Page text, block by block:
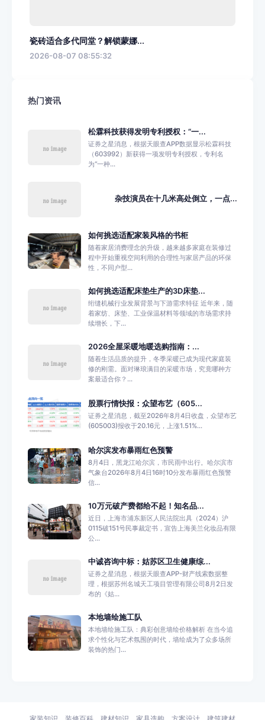
瓷砖适合多代同堂？解锁蒙娜...
2026-08-07 08:55:32
热门资讯
松霖科技获得发明专利授权：“一...
证券之星消息，根据天眼查APP数据显示松霖科技
（603992）新获得一项发明专利授权，专利名
为“一种...
杂技演员在十几米高处倒立，一点...
如何挑选适配家装风格的书柜
随着家居消费理念的升级，越来越多家庭在装修过
程中开始重视空间利用的合理性与家居产品的环保
性，不同户型...
如何挑选适配床垫生产的3D床垫...
绗缝机械行业发展背景与下游需求特征 近年来，随
着家纺、床垫、工业保温材料等领域的市场需求持
续增长，下...
2026全屋采暖地暖选购指南：...
随着生活品质的提升，冬季采暖已成为现代家庭装
修的刚需。面对琳琅满目的采暖市场，究竟哪种方
案最适合你？...
股票行情快报：众望布艺（605...
证券之星消息，截至2026年8月4日收盘，众望布艺
(605003)报收于20.16元，上涨1.51%...
哈尔滨发布暴雨红色预警
8月4日，黑龙江哈尔滨，市民雨中出行。哈尔滨市
气象台2026年8月4日16时10分发布暴雨红色预警
信...
10万元破产费都给不起！知名品...
近日，上海市浦东新区人民法院出具（2024）沪
0115破151号民事裁定书，宣告上海美兰化妆品有限
公...
中诚咨询中标：姑苏区卫生健康综...
证券之星消息，根据天眼查APP-财产线索数据整
理，根据苏州名城天工项目管理有限公司8月2日发
布的《姑...
本地墙绘施工队
本地墙绘施工队：典彩创意墙绘价格解析 在当今追
求个性化与艺术氛围的时代，墙绘成为了众多场所
装饰的热门...
家装知识 装修百科 建材知识 家具选购 方案设计 建筑建材